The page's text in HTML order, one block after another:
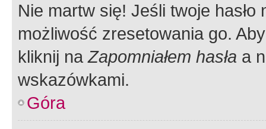
Nie martw się! Jeśli twoje
możliwość zresetowania go.
kliknij naZapomniałem hasła a
wskazówkami.
Góra